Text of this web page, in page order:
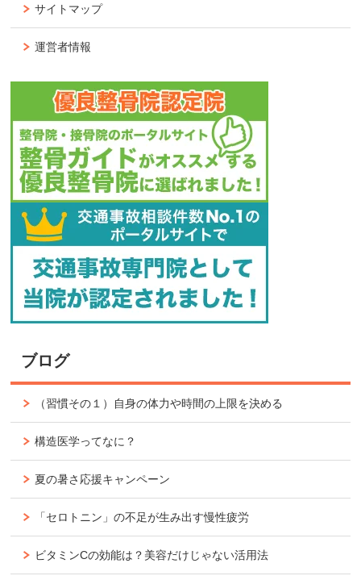
サイトマップ
運営者情報
ブログ
（習慣その１）自身の体力や時間の上限を決める
構造医学ってなに？
夏の暑さ応援キャンペーン
「セロトニン」の不足が生み出す慢性疲労
ビタミンCの効能は？美容だけじゃない活用法